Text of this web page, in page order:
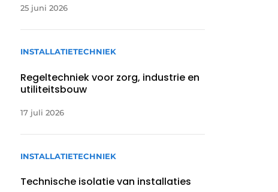
25 juni 2026
INSTALLATIETECHNIEK
Regeltechniek voor zorg, industrie en
utiliteitsbouw
17 juli 2026
INSTALLATIETECHNIEK
Technische isolatie van installaties